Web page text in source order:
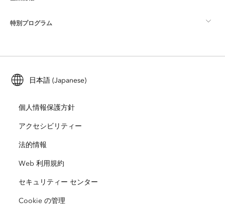
Esri ストア
ArcGIS ブログ
Esri Young Professionals Network
ロケーション インテリジェンス
トレーニング
ArcUser
ArcNews
ArcWatch
Esri ビデオ
Esri について
採用情報
オープンビジョン
企業行動規範
特別プログラム
ArcGIS for Student Use
自然保護
教育機関
日本語 (Japanese)
個人情報保護方針
アクセシビリティー
法的情報
Web 利用規約
セキュリティー センター
Cookie の管理